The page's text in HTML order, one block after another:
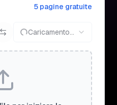
5 pagine gratuite
Caricamento...